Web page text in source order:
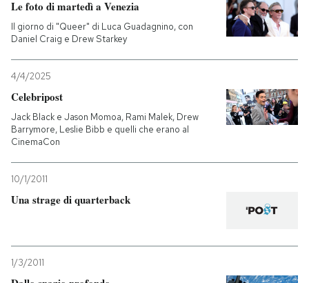
Le foto di martedì a Venezia
Il giorno di "Queer" di Luca Guadagnino, con
Daniel Craig e Drew Starkey
4/4/2025
Celebripost
Jack Black e Jason Momoa, Rami Malek, Drew
Barrymore, Leslie Bibb e quelli che erano al
CinemaCon
10/1/2011
Una strage di quarterback
1/3/2011